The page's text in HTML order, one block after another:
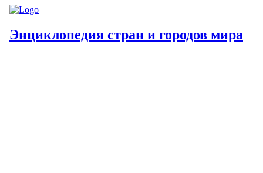
Энциклопедия стран и городов мира